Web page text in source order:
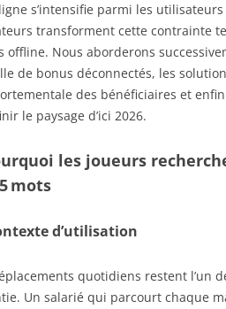
s’intensifie parmi les
transforment cette contrainte
offline. Nous aborderons
de bonus déconnectés, les
des bénéficiaires et
le paysage d’ici 2026.
les joueurs
mots
d’utilisation
quotidiens restent l’un
Un salarié qui parcourt chaque